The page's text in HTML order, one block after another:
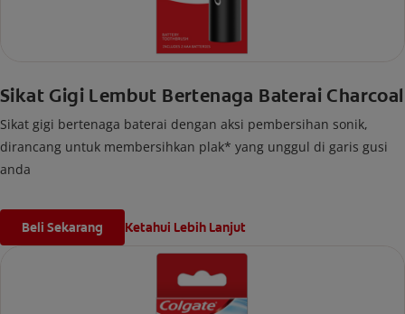
Sikat Gigi Lembut Bertenaga Baterai Charcoal
Sikat gigi bertenaga baterai dengan aksi pembersihan sonik,
dirancang untuk membersihkan plak* yang unggul di garis gusi
anda
Beli Sekarang Ketahui Lebih Lanjut